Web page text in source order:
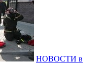
НОВОСТИ в